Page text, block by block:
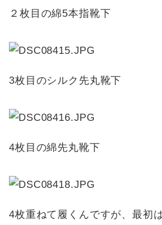
２枚目の綿5本指靴下
3枚目のシルク先丸靴下
4枚目の綿先丸靴下
4枚重ねて履くんですが、最